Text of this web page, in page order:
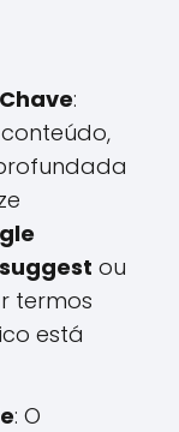
:
ou
termos
está
: O